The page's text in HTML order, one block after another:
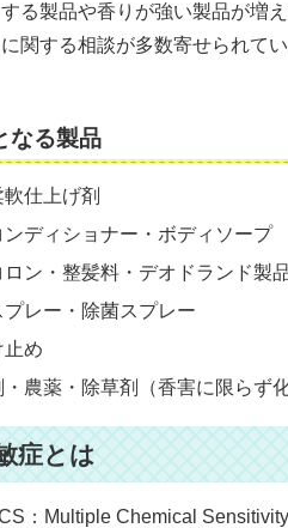
る製品や香りが強い製品が増
関する相談が多数寄せられてい
なる製品
仕上げ剤
ンディショナー・ボディソープ
ン・整髪料・デオドランド製
レー・除菌スプレー
止め
農薬・除草剤（香害に限らず
症とは
：Multiple Chemical